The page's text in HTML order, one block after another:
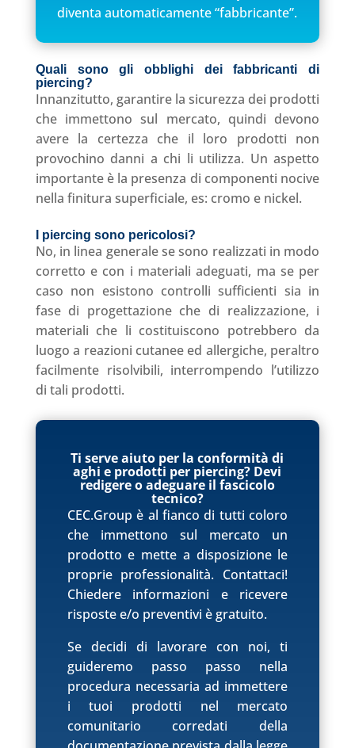
diventa automaticamente “fabbricante”.
Quali sono gli obblighi dei fabbricanti di
piercing?
Innanzitutto, garantire la sicurezza dei prodotti
che immettono sul mercato, quindi devono
avere la certezza che il loro prodotti non
provochino danni a chi li utilizza. Un aspetto
importante è la presenza di componenti nocive
nella finitura superficiale, es: cromo e nickel.
I piercing sono pericolosi?
No, in linea generale se sono realizzati in modo
corretto e con i materiali adeguati, ma se per
caso non esistono controlli sufficienti sia in
fase di progettazione che di realizzazione, i
materiali che li costituiscono potrebbero da
luogo a reazioni cutanee ed allergiche, peraltro
facilmente risolvibili, interrompendo l’utilizzo
di tali prodotti.
Ti serve aiuto per la conformità di
aghi e prodotti per piercing? Devi
redigere o adeguare il fascicolo
tecnico?
CEC.Group è al fianco di tutti coloro
che immettono sul mercato un
prodotto e mette a disposizione le
proprie professionalità. Contattaci!
Chiedere informazioni e ricevere
risposte e/o preventivi è gratuito.
Se decidi di lavorare con noi, ti
guideremo passo passo nella
procedura necessaria ad immettere
i tuoi prodotti nel mercato
comunitario corredati della